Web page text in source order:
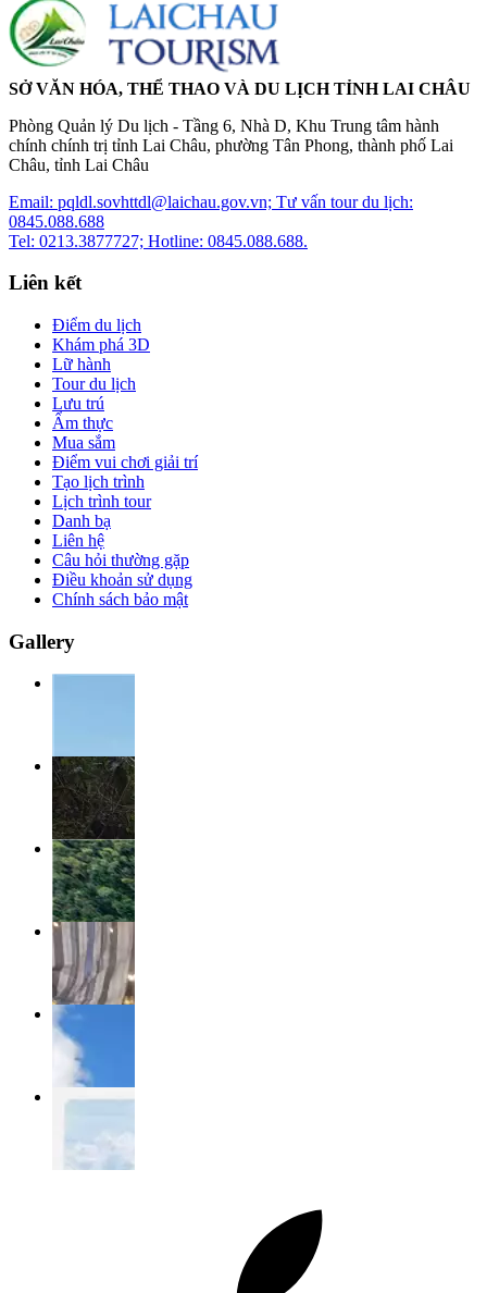
SỞ VĂN HÓA, THỂ THAO VÀ DU LỊCH TỈNH LAI CHÂU
Phòng Quản lý Du lịch - Tầng 6, Nhà D, Khu Trung tâm hành
chính chính trị tỉnh Lai Châu, phường Tân Phong, thành phố Lai
Châu, tỉnh Lai Châu
Email: pqldl.sovhttdl@laichau.gov.vn; Tư vấn tour du lịch:
0845.088.688
Tel: 0213.3877727; Hotline: 0845.088.688.
Liên kết
Điểm du lịch
Khám phá 3D
Lữ hành
Tour du lịch
Lưu trú
Ẩm thực
Mua sắm
Điểm vui chơi giải trí
Tạo lịch trình
Lịch trình tour
Danh bạ
Liên hệ
Câu hỏi thường gặp
Điều khoản sử dụng
Chính sách bảo mật
Gallery